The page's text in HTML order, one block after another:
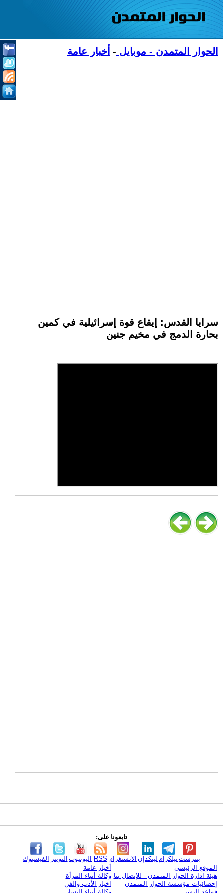
الحوار المتمدن - موبايل - أخبار عامة
سرايا القدس: إيقاع قوة إسرائيلية في كمين
بحارة الدمج في مخيم جنين
تابعونا على:
الفيسبوك التويتر اليوتيوب RSS الانستغرام لينكدإن تيلكرامبنترست
الموقع الرئيسي
هيئة ادارة الحوار المتمدن - للإتصال بنا
إحصائيات مؤسسة الحوار المتمدن
قواعد النشر
أخبار عامة
وكالة أنباء المرأة
اخبار الأدب والفن
وكالة أنباء اليسار